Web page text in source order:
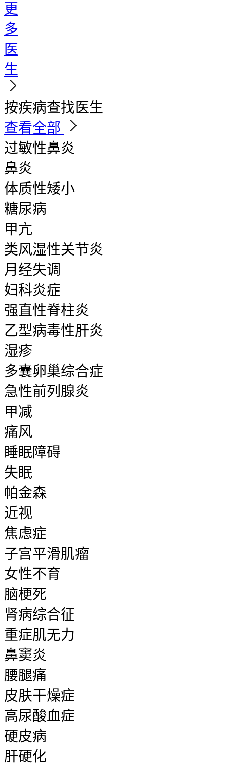
更
多
医
生
按疾病查找医生
查看全部
过敏性鼻炎
鼻炎
体质性矮小
糖尿病
甲亢
类风湿性关节炎
月经失调
妇科炎症
强直性脊柱炎
乙型病毒性肝炎
湿疹
多囊卵巢综合症
急性前列腺炎
甲减
痛风
睡眠障碍
失眠
帕金森
近视
焦虑症
子宫平滑肌瘤
女性不育
脑梗死
肾病综合征
重症肌无力
鼻窦炎
腰腿痛
皮肤干燥症
高尿酸血症
硬皮病
肝硬化